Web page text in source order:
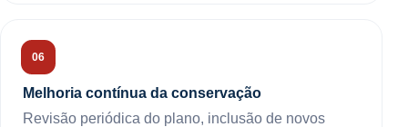
Melhoria contínua da conservação
Revisão periódica do plano, inclusão de novos